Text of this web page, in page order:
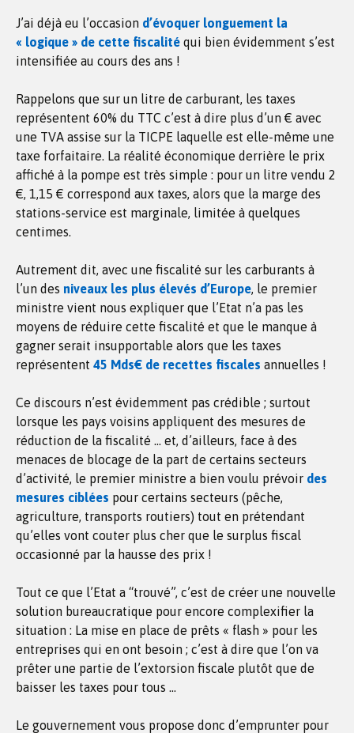
J’ai déjà eu l’occasion d’évoquer longuement la
« logique » de cette fiscalité qui bien évidemment s’est
intensifiée au cours des ans !
Rappelons que sur un litre de carburant, les taxes
représentent 60% du TTC c’est à dire plus d’un € avec
une TVA assise sur la TICPE laquelle est elle-même une
taxe forfaitaire. La réalité économique derrière le prix
affiché à la pompe est très simple : pour un litre vendu 2
€, 1,15 € correspond aux taxes, alors que la marge des
stations-service est marginale, limitée à quelques
centimes.
Autrement dit, avec une fiscalité sur les carburants à
l’un des niveaux les plus élevés d’Europe, le premier
ministre vient nous expliquer que l’Etat n’a pas les
moyens de réduire cette fiscalité et que le manque à
gagner serait insupportable alors que les taxes
représentent 45 Mds€ de recettes fiscales annuelles !
Ce discours n’est évidemment pas crédible ; surtout
lorsque les pays voisins appliquent des mesures de
réduction de la fiscalité … et, d’ailleurs, face à des
menaces de blocage de la part de certains secteurs
d’activité, le premier ministre a bien voulu prévoir des
mesures ciblées pour certains secteurs (pêche,
agriculture, transports routiers) tout en prétendant
qu’elles vont couter plus cher que le surplus fiscal
occasionné par la hausse des prix !
Tout ce que l’Etat a “trouvé”, c’est de créer une nouvelle
solution bureaucratique pour encore complexifier la
situation : La mise en place de prêts « flash » pour les
entreprises qui en ont besoin ; c’est à dire que l’on va
prêter une partie de l’extorsion fiscale plutôt que de
baisser les taxes pour tous …
Le gouvernement vous propose donc d’emprunter pour